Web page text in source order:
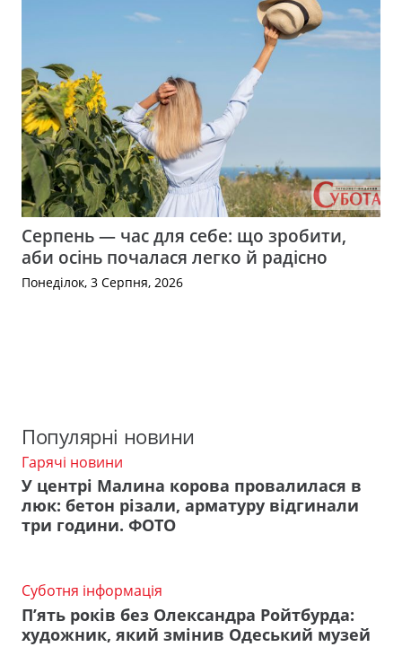
Серпень — час для себе: що зробити,
аби осінь почалася легко й радісно
Понеділок, 3 Серпня, 2026
Популярні новини
Гарячі новини
У центрі Малина корова провалилася в
люк: бетон різали, арматуру відгинали
три години. ФОТО
Суботня інформація
П’ять років без Олександра Ройтбурда:
художник, який змінив Одеський музей